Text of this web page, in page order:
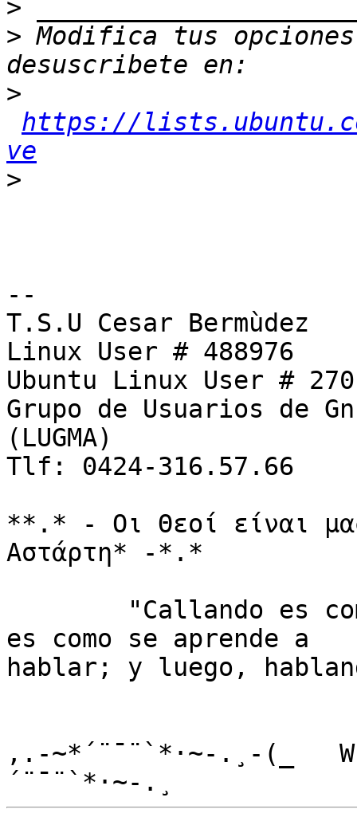
>
> Modifica tus
>
https://
ve
>
--
T.S.U Cesar Bermùdez
Linux User # 488976
Ubuntu Linux User #
Grupo de Usuarios de
(LUGMA)
Tlf: 0424-316.57.66
**.* - Οι Θεοί είναι
Αστάρτη* -*.*
es como se aprende a
hablar; y luego,
,.-~*´¨¯¨`*·~-.¸-(_